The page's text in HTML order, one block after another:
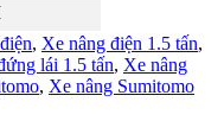
, Xe nâng điện 1.5 tấn,
lái 1.5 tấn, Xe nâng
, Xe nâng Sumitomo